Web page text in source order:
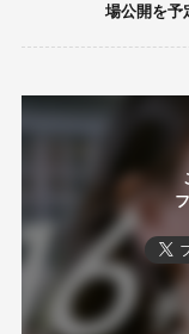
場公開を予